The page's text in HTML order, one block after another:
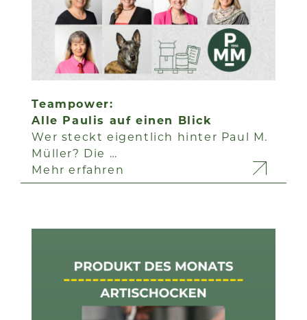
Teampower:
Alle Paulis auf einen Blick
Wer steckt eigentlich hinter Paul M.
Müller? Die …
Mehr erfahren